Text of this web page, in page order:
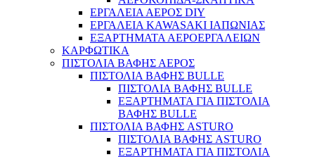
ΕΡΓΑΛΕΙΑ ΑΕΡΟΣ DIY
ΕΡΓΑΛΕΙΑ KAWASAKI ΙΑΠΩΝΙΑΣ
ΕΞΑΡΤΗΜΑΤΑ ΑΕΡΟΕΡΓΑΛΕΙΩΝ
ΚΑΡΦΩΤΙΚΑ
ΠΙΣΤΟΛΙΑ ΒΑΦΗΣ ΑΕΡΟΣ
ΠΙΣΤΟΛΙΑ ΒΑΦΗΣ BULLE
ΠΙΣΤΟΛΙΑ ΒΑΦΗΣ BULLE
ΕΞΑΡΤΗΜΑΤΑ ΓΙΑ ΠΙΣΤΟΛΙΑ
ΒΑΦΗΣ BULLE
ΠΙΣΤΟΛΙΑ ΒΑΦΗΣ ASTURO
ΠΙΣΤΟΛΙΑ ΒΑΦΗΣ ASTURO
ΕΞΑΡΤΗΜΑΤΑ ΓΙΑ ΠΙΣΤΟΛΙΑ